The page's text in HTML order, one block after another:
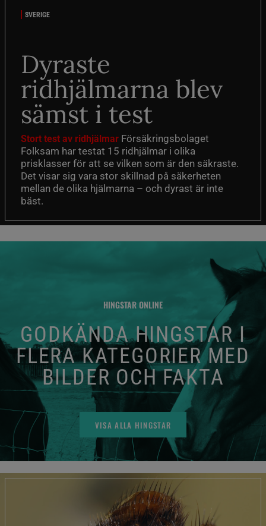
SVERIGE
Dyraste
ridhjälmarna blev
sämst i test
Stort test av ridhjälmar Försäkringsbolaget
Folksam har testat 15 ridhjälmar i olika
prisklasser för att se vilken som är den säkraste.
Det visar sig vara stor skillnad på säkerheten
mellan de olika hjälmarna – och dyrast är inte
bäst.
HINGSTAR ONLINE
GODKÄNDA HINGSTAR I
FLERA KATEGORIER MED
BILDER OCH FAKTA
VISA ALLA HINGSTAR